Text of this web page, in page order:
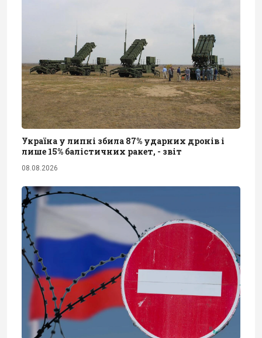
Україна у липні збила 87% ударних дронів і
лише 15% балістичних ракет, - звіт
08.08.2026